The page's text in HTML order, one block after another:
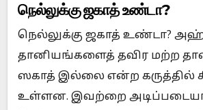
நெல்லுக்கு ஜகாத் உண்டா?
நெல்லுக்கு ஜகாத் உண்டா?
தானியங்களைத் தவிர மற்ற
ஸகாத் இல்லை என்ற
உள்ளன. இவற்றை